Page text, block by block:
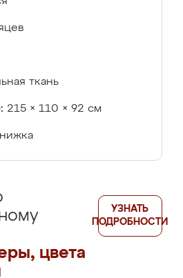
ткань
215 × 110 × 92 см
цвета
УЗНАТЬ
ПОДРОБНОСТИ